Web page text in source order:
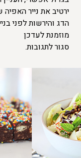
ירטיב את נייר
הדג והירשות לפני
מוזמנת לעדכן
סגור לתגובות.